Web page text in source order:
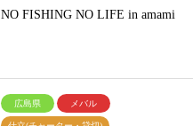
NO FISHING NO LIFE in amami
広島県 メバル